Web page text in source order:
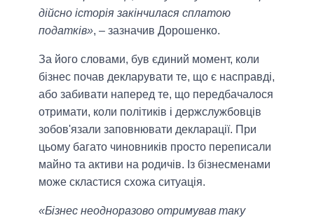
дійсно історія закінчилася сплатою
податків», – зазначив Дорошенко.
За його словами, був єдиний момент, коли
бізнес почав декларувати те, що є насправді,
або забивати наперед те, що передбачалося
отримати, коли політиків і держслужбовців
зобов'язали заповнювати декларації. При
цьому багато чиновників просто переписали
майно та активи на родичів. Із бізнесменами
може скластися схожа ситуація.
«Бізнес неодноразово отримував таку